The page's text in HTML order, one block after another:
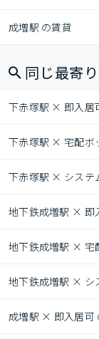
成増駅 の賃貸
同じ最寄
下赤塚駅 × 即入居
下赤塚駅 × 宅配ボ
下赤塚駅 × システ
地下鉄成増駅 × 即
地下鉄成増駅 × 宅
地下鉄成増駅 × シ
成増駅 × 即入居可